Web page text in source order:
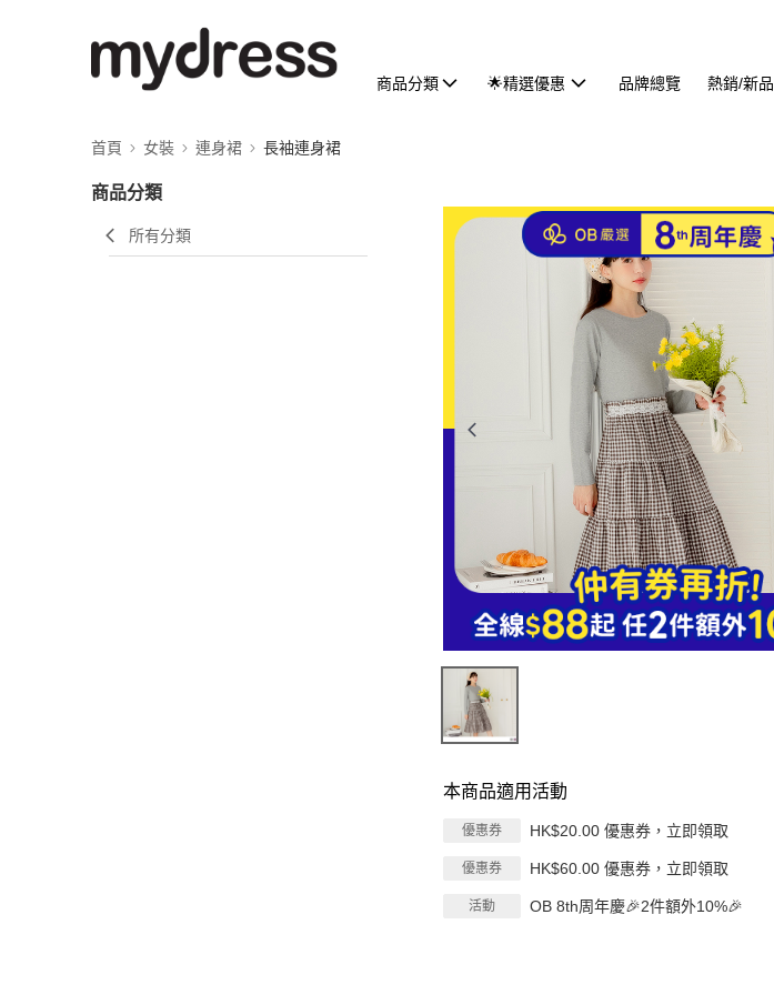
商品分類 🌟精選優惠 品牌總覽 熱銷/新品
首頁 女裝 連身裙 長袖連身裙
商品分類
所有分類
本商品適用活動
優惠券 HK$20.00 優惠券，立即領取
優惠券 HK$60.00 優惠券，立即領取
活動 OB 8th周年慶🎉2件額外10%🎉